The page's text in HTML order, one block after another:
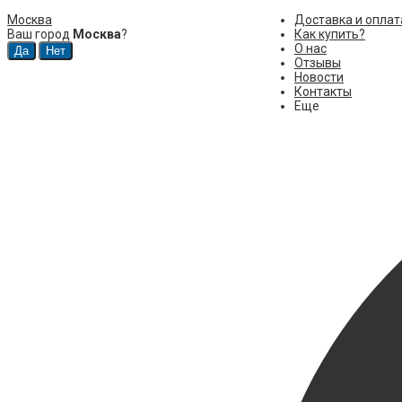
Москва
Ваш город Москва?
Доставка и
Как купить?
О нас
Отзывы
Новости
Контакты
Еще